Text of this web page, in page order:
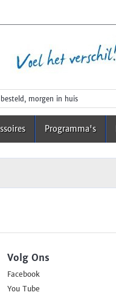
morgen in huis
Programma's
Volg Ons
Facebook
You Tube